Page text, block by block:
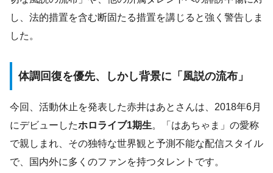
し、法的措置を含む断固たる措置を講じると強く警告しま
した。
体調回復を優先、しかし背景に「風説の流布」
今回、活動休止を発表した赤井はあとさんは、2018年6月
にデビューしたホロライブ1期生。「はあちゃま」の愛称
で親しまれ、その独特な世界観と予測不能な配信スタイル
で、国内外に多くのファンを持つタレントです。